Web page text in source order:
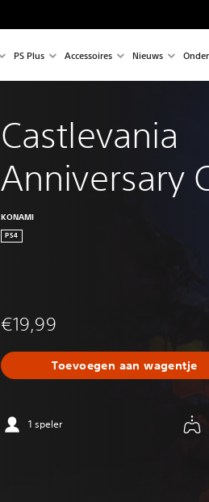
PS Plus Accessoires Nieuws
Castlevania
Anniversary
KONAMI
PS4
€19,99
Toevoegen aan wagentje
1 speler